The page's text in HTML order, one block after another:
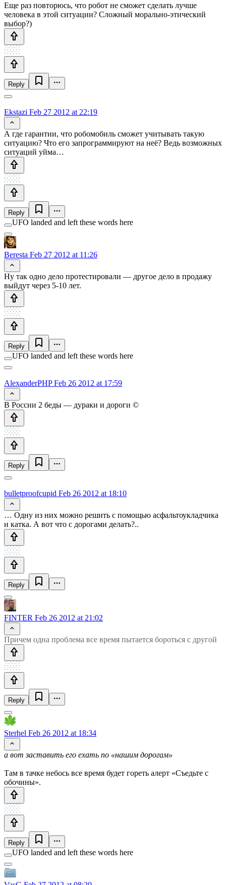
Еще раз повторюсь, что робот не сможет сделать лучше
человека в этой ситуации? Сложный морально-этический
выбор?)
Reply
Ekstazi Feb 27 2012 at 22:19
А где гарантии, что робомобиль сможет учитывать такую
ситуацию? Что его запрограммируют на неё? Ведь возможных
ситуаций уйма…
Reply
UFO landed and left these words here
Beresta Feb 27 2012 at 11:26
Ну так одно дело протестировали — другое дело в продажу
выйдут через 5-10 лет.
Reply
UFO landed and left these words here
AlexanderPHPFeb 26 2012 at 17:59
В России 2 беды — дураки и дороги ©
Reply
bulletproofcupid Feb 26 2012 at 18:10
… Одну из них можно решить с помощью асфальтоукладчика
и катка. А вот что с дорогами делать?..
Reply
FINTER Feb 26 2012 at 21:02
Причем одна проблема все время пытается бороться с другой
Reply
Sterhel Feb 26 2012 at 18:34
а вот заставить его ехать по «нашим дорогам»
Там в тачке небось все время будет гореть алерт «Съедьте с
обочины».
Reply
UFO landed and left these words here